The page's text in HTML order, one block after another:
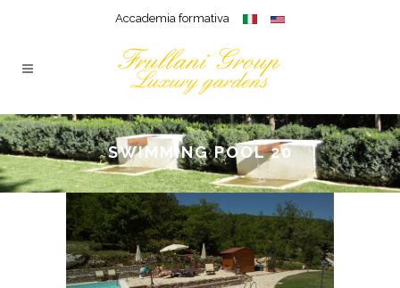
Accademia formativa
SWIMMING POOL 20